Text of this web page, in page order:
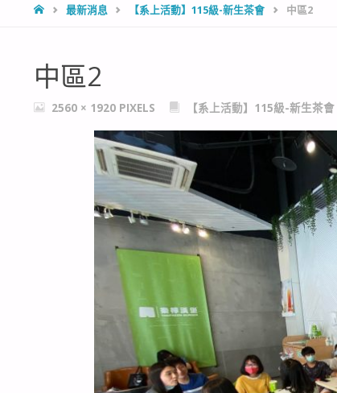
HOME最新消息 【系上活動】115級-新生茶會 中區2
中區2
FULL2560 × 1920 PIXELS 【系上活動】115級-新生茶會